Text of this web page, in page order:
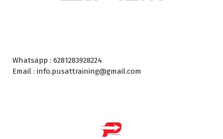
Whatsapp : 6281283928224
Email : info.pusattraining@gmail.com